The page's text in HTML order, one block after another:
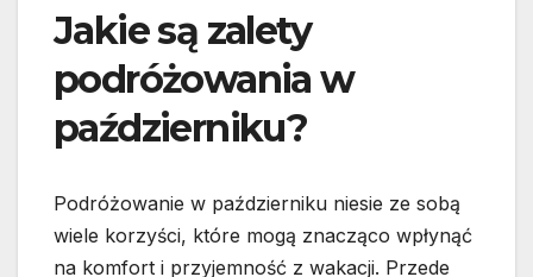
Jakie są zalety
podróżowania w
październiku?
Podróżowanie w październiku niesie ze sobą
wiele korzyści, które mogą znacząco wpłynąć
na komfort i przyjemność z wakacji. Przede